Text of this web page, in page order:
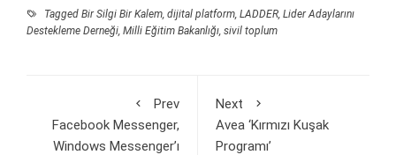
Tagged Bir Silgi Bir Kalem, dijital platform, LADDER, Lider Adaylarını
Destekleme Derneği, Milli Eğitim Bakanlığı, sivil toplum
Prev
Facebook Messenger,
Windows Messenger’ı
Next
Avea ‘Kırmızı Kuşak
Programı’